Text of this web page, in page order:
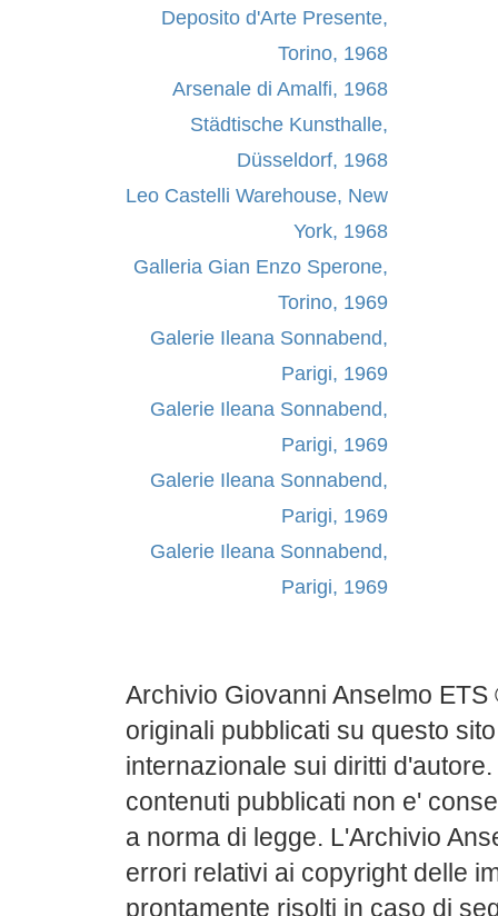
Deposito d'Arte Presente,
Torino, 1968
Arsenale di Amalfi, 1968
Städtische Kunsthalle,
Düsseldorf, 1968
Leo Castelli Warehouse, New
York, 1968
Galleria Gian Enzo Sperone,
Torino, 1969
Galerie Ileana Sonnabend,
Parigi, 1969
Galerie Ileana Sonnabend,
Parigi, 1969
Galerie Ileana Sonnabend,
Parigi, 1969
Galerie Ileana Sonnabend,
Parigi, 1969
Archivio Giovanni Anselmo
originali pubblicati su questo
internazionale sui diritti
contenuti pubblicati non e'
a norma di legge. L'Archivio
errori relativi ai copyright delle
prontamente risolti in caso di